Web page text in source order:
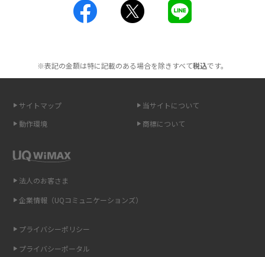
工事不要！置くだけWi-Fiの特徴は？メリット・デメリットや選び方を解説
無制限で利用できるポケット型Wi-Fiは？選び方や通信費を抑える方法も紹
ポケット型Wi-Fi（モバイルWi-Fi）とは？おススメする方の特徴や選び方を
即日受け取りできるポケット型Wi-Fiはある？すぐに使うための方法や注意
ONU（光回線終端装置）とは？モデム・ルーター・ホームゲートウェイと
ギガバイト（GB）とは？1GBの目安やギガが足りない時の対処法を紹介
※表記の金額は特に記載のある場合を除きすべて税込です。
サイトマップ
当サイトについて
動作環境
商標について
法人のお客さま
企業情報（UQコミュニケーションズ）
プライバシーポリシー
プライバシーポータル